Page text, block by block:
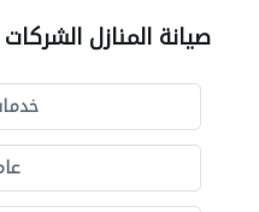
صيانة المنازل الشركات